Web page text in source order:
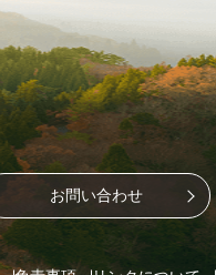
お問い合わせ